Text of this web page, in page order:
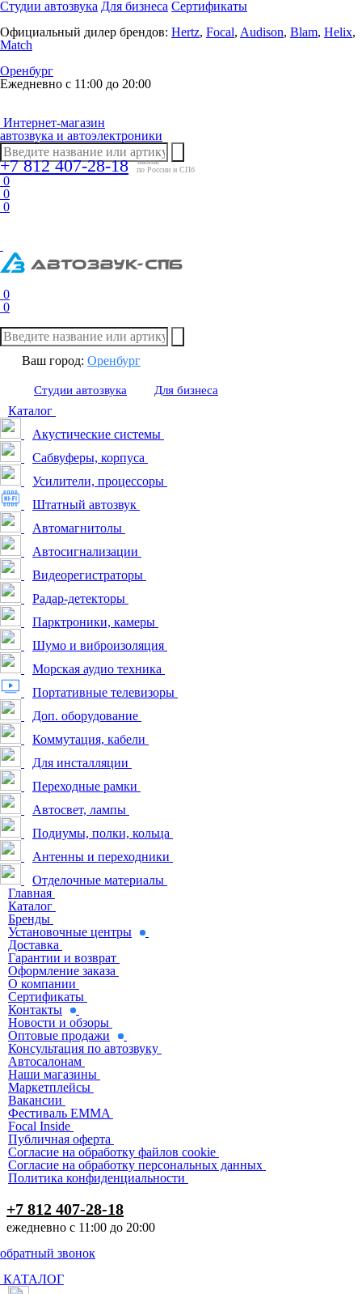
Студии автозвука Для бизнеса Сертификаты
Официальный дилер брендов: Hertz, Focal, Audison, Blam, Helix,
Match
Оренбург
Ежедневно с 11:00 до 20:00
Интернет-магазин
автозвука и автоэлектроники
+7 812 407-28-18
заказы
по России и СПб
0
0
0
0
0
Ваш город: Оренбург
Студии автозвука Для бизнеса
Каталог
Акустические системы
Сабвуферы, корпуса
Усилители, процессоры
Штатный автозвук
Автомагнитолы
Автосигнализации
Видеорегистраторы
Радар-детекторы
Парктроники, камеры
Шумо и виброизоляция
Морская аудио техника
Портативные телевизоры
Доп. оборудование
Коммутация, кабели
Для инсталляции
Переходные рамки
Автосвет, лампы
Подиумы, полки, кольца
Антенны и переходники
Отделочные материалы
Главная
Каталог
Бренды
Установочные центры
Доставка
Гарантии и возврат
Оформление заказа
О компании
Сертификаты
Контакты
Новости и обзоры
Оптовые продажи
Консультация по автозвуку
Автосалонам
Наши магазины
Маркетплейсы
Вакансии
Фестиваль EMMA
Focal Inside
Публичная оферта
Согласие на обработку файлов cookie
Согласие на обработку персональных данных
Политика конфиденциальности
+7 812 407-28-18
ежедневно с 11:00 до 20:00
обратный звонок
КАТАЛОГ